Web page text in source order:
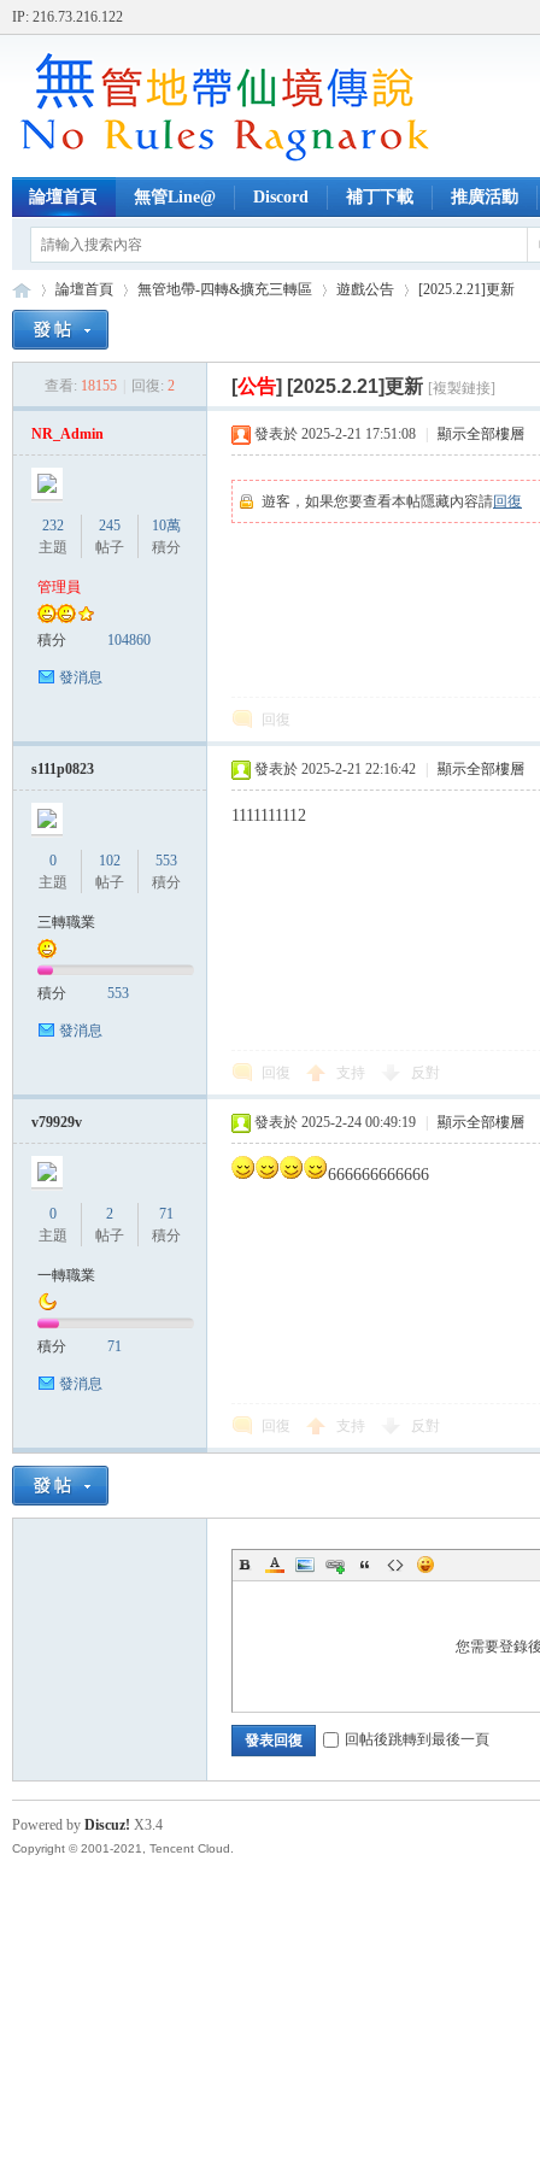
IP: 216.73.216.122
論壇首頁 無管Line@ Discord 補丁下載 推廣活動
論壇首頁
›
無管地帶-四轉&擴充三轉區
›
遊戲公告
›
[2025.2.21]更新
查看: 18155 回復: 2 [公告] [2025.2.21]更新 [複製鏈接]
NR_Admin
232
主題
245
帖子
10萬
積分
管理員
積分 104860
發消息
發表於 2025-2-21 17:51:08 顯示全部樓層
遊客，如果您要查看本帖隱藏內容請回復
回復
s111p0823
0
主題
102
帖子
553
積分
三轉職業
積分 553
發消息
發表於 2025-2-21 22:16:42 顯示全部樓層
1111111112
回復 支持 反對
v79929v
0
主題
2
帖子
71
積分
一轉職業
積分 71
發消息
發表於 2025-2-24 00:49:19 顯示全部樓層
666666666666
回復 支持 反對
您需要登錄
發表回復 回帖後跳轉到最後一頁
Powered by Discuz! X3.4
Copyright © 2001-2021, Tencent Cloud.